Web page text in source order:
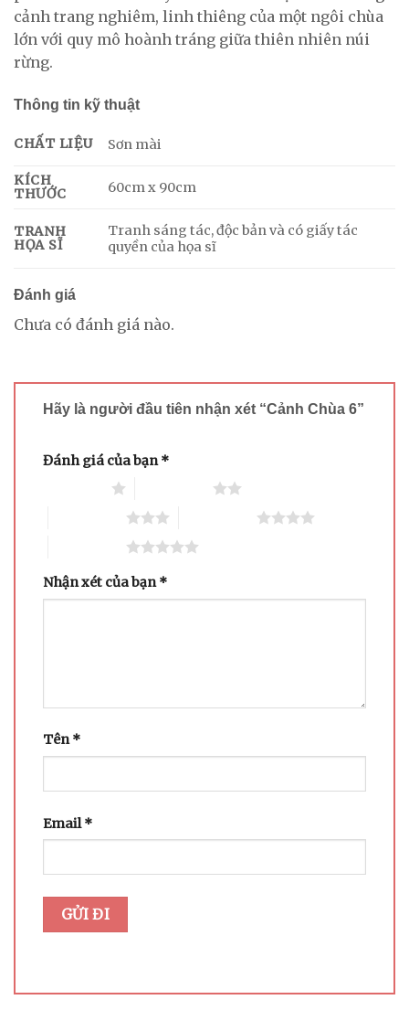
cảnh trang nghiêm, linh thiêng của một ngôi chùa
lớn với quy mô hoành tráng giữa thiên nhiên núi
rừng.
Thông tin kỹ thuật
CHẤT LIỆU Sơn mài
KÍCH
THƯỚC
60cm x 90cm
TRANH
HỌA SĨ
Tranh sáng tác, độc bản và có giấy tác
quyền của họa sĩ
Đánh giá
Chưa có đánh giá nào.
Hãy là người đầu tiên nhận xét “Cảnh Chùa 6”
Đánh giá của bạn*
Nhận xét của bạn*
Tên*
Email*